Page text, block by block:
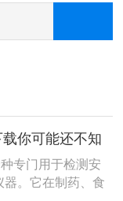
你可能还不知
专门用于检测安
。它在制药、食